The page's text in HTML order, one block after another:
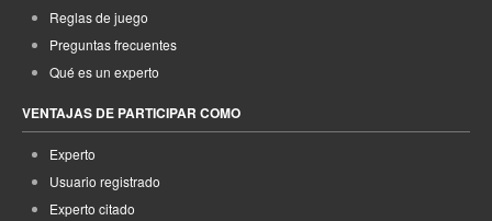
Reglas de juego
Preguntas frecuentes
Qué es un experto
VENTAJAS DE PARTICIPAR COMO
Experto
Usuario registrado
Experto citado